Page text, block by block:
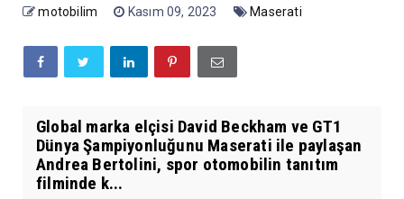
motobilim Kasım 09, 2023 Maserati
Global marka elçisi David Beckham ve GT1
Dünya Şampiyonluğunu Maserati ile paylaşan
Andrea Bertolini, spor otomobilin tanıtım
filminde k...